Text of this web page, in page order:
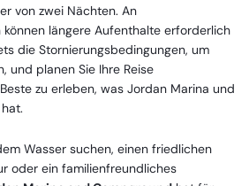
von zwei Nächten. An
längere Aufenthalte erforderlich
die Stornierungsbedingungen, um
und planen Sie Ihre Reise
zu erleben, was Jordan Marina und
Wasser suchen, einen friedlichen
oder ein familienfreundliches